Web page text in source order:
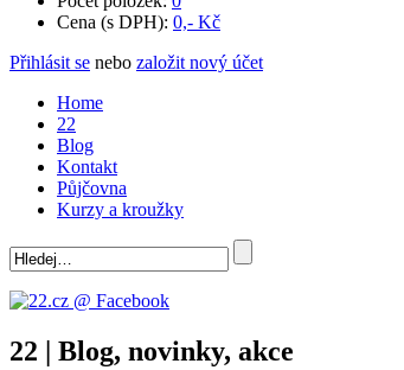
Cena (s DPH): 0,- Kč
Přihlásit se nebo založit nový účet
Home
22
Blog
Kontakt
Půjčovna
Kurzy a kroužky
22 | Blog, novinky, akce